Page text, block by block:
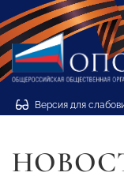
Версия для